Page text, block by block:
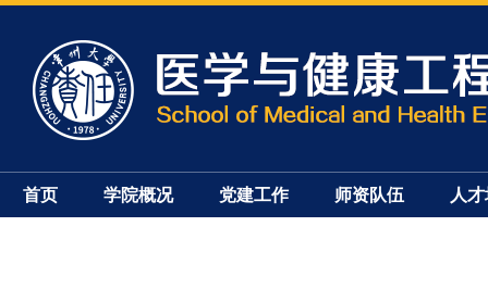
首页 学院概况 党建工作 师资队伍 人